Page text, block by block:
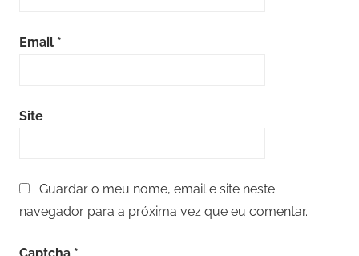
Email *
Site
Guardar o meu nome, email e site neste
navegador para a próxima vez que eu comentar.